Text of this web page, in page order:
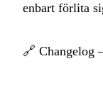
enbart förlita
🔗 Changelog